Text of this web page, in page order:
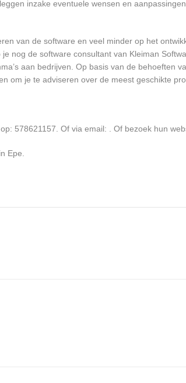
inzake eventuele wensen en
van de software en veel minder op het
nog de software consultant van Kleiman
aan bedrijven. Op basis van de behoeften
om je te adviseren over de meest geschikte
578621157. Of via email: . Of bezoek hun
Epe.